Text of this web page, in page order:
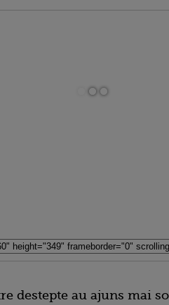
destepte au ajuns mai